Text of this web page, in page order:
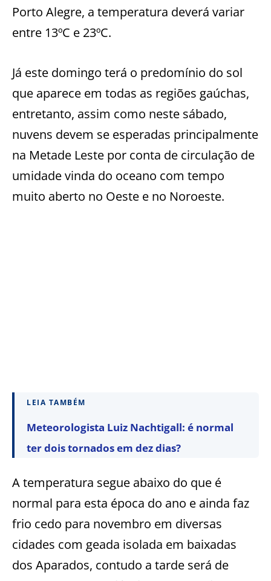
Porto Alegre, a temperatura deverá variar
entre 13ºC e 23ºC.
Já este domingo terá o predomínio do sol
que aparece em todas as regiões gaúchas,
entretanto, assim como neste sábado,
nuvens devem se esperadas principalmente
na Metade Leste por conta de circulação de
umidade vinda do oceano com tempo
muito aberto no Oeste e no Noroeste.
LEIA TAMBÉM
Meteorologista Luiz Nachtigall: é normal
ter dois tornados em dez dias?
A temperatura segue abaixo do que é
normal para esta época do ano e ainda faz
frio cedo para novembro em diversas
cidades com geada isolada em baixadas
dos Aparados, contudo a tarde será de